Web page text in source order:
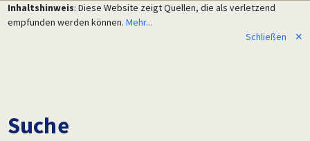
Inhaltshinweis: Diese Website zeigt Quellen, die als verletzend
empfunden werden können. Mehr...
Schließen
✕
Suche